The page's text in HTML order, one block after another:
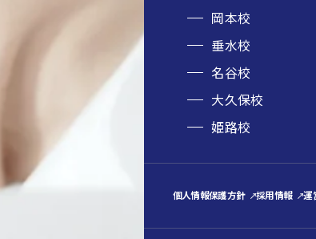
岡本校
垂水校
名谷校
大久保校
姫路校
個人情報保護方針 採用情報 運